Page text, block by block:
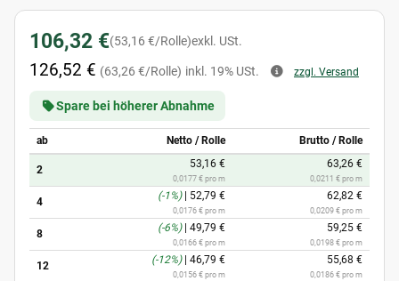
106,32 €(53,16 €/Rolle)exkl. USt.
126,52 € (63,26 €/Rolle) inkl. 19% USt. zzgl. Versand
Spare bei höherer Abnahme
ab Netto / Rolle Brutto / Rolle
2 53,16 €
0,0177 € pro m
63,26 €
0,0211 € pro m
4 (-1%) 52,79 €
0,0176 € pro m
62,82 €
0,0209 € pro m
8 (-6%) 49,79 €
0,0166 € pro m
59,25 €
0,0198 € pro m
12 (-12%) 46,79 €
0,0156 € pro m
55,68 €
0,0186 € pro m